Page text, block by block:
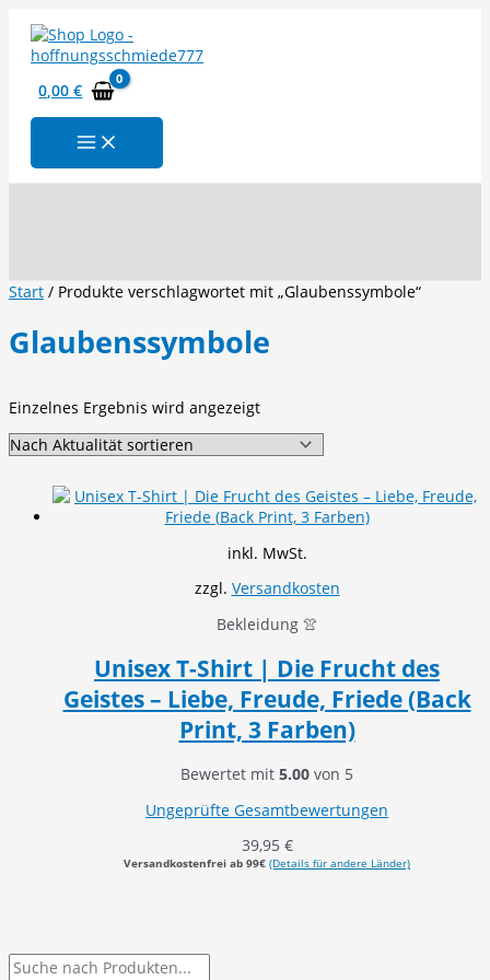
Inhalt
springen
0,00€
P
Start / Produkte verschlagwortet mit „Glaubenssymbole“
Glaubenssymbole
Einzelnes Ergebnis wird angezeigt
inkl. MwSt.
zzgl. Versandkosten
Bekleidung 👚
Unisex T-Shirt | Die Frucht des
Geistes – Liebe, Freude, Friede (Back
Print, 3 Farben)
Bewertet mit 5.00 von 5
Ungeprüfte Gesamtbewertungen
39,95 €
Versandkostenfrei ab 99€ (Details für andere Länder)